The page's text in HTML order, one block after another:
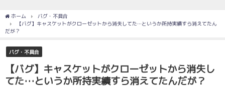
ホーム
バグ・不具合
【バグ】キャスケットがクローゼットから消失してた…というか所持実績すら消えてたん
だが？
バグ・不具合
【バグ】キャスケットがクローゼットから消失し
てた…というか所持実績すら消えてたんだが？